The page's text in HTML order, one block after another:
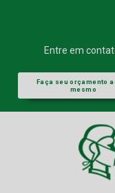
Entre em
Faça seu orçamento
mesmo